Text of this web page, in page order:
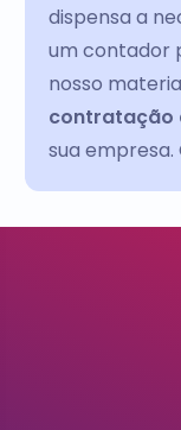
dispensa a
um contador
nosso
contratação
sua empresa.